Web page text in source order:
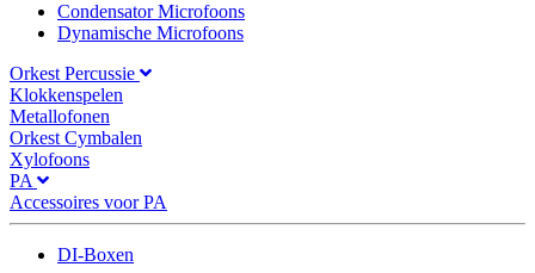
Condensator Microfoons
Dynamische Microfoons
Orkest Percussie
Klokkenspelen
Metallofonen
Orkest Cymbalen
Xylofoons
PA
Accessoires voor PA
DI-Boxen